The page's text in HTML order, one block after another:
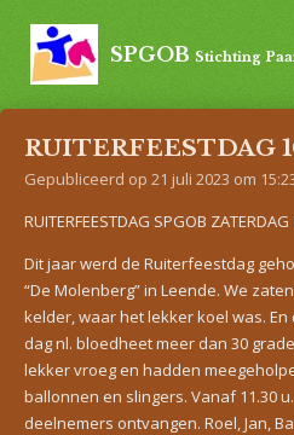
Ga
direct
naar
SPGOB Stichting
RUITERFEESTDAG
Gepubliceerd op 21 juli 2023 om
RUITERFEESTDAG SPGOB
Dit jaar werd de Ruiterfeestdag
“De Molenberg” in Leende. We
kelder, waar het lekker koel was.
dag nl. bloedheet meer dan 30
lekker vroeg en hadden
ballonnen en slingers. Vanaf 11.30
deelnemers ontvangen. Roel, Jan,